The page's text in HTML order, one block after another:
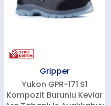
Gripper
Yukon GPR-171 S1
Kompozit Burunlu Kevlar